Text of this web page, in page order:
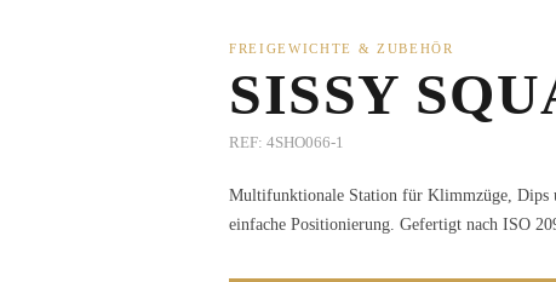
FREIGEWICHTE & ZUBEHÖR
SISSY
REF:4SHO066-1
Multifunktionale Station für Klimmzüge, Dips
einfache Positionierung. Gefertigt nach ISO